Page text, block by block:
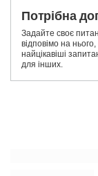
Потрібна
Задайте своє
відповімо на
найцікавіші
для інших.